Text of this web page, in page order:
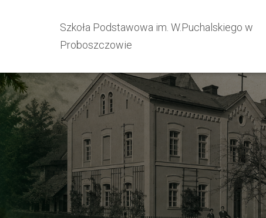
Szkoła Podstawowa im. W.Puchalskiego w
Proboszczowie